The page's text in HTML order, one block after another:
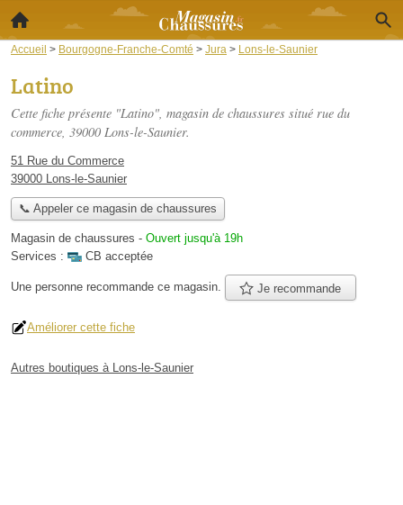
Accueil > Bourgogne-Franche-Comté > Jura > Lons-le-Saunier
Latino
Cette fiche présente "Latino", magasin de chaussures situé rue du
commerce, 39000 Lons-le-Saunier.
51 Rue du Commerce
39000 Lons-le-Saunier
📞 Appeler ce magasin de chaussures
Magasin de chaussures - Ouvert jusqu'à 19h
Services :
CB acceptée
Une personne recommande ce magasin. Je recommande
Améliorer cette fiche
Autres boutiques à Lons-le-Saunier